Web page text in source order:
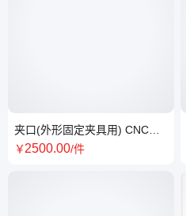
夹口(外形固定夹具用) CNC夹
具系列 多工位并列夹 具
￥2500.00/件